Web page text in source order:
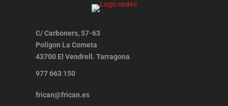
C/ Carboners, 57-63
Polígon La Cometa
43700 El Vendrell. Tarragona
977 663 150
frican@frican.es